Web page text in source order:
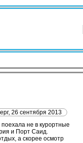
26 сентября 2013
не в курортные
и Порт Саид.
а скорее осмотр